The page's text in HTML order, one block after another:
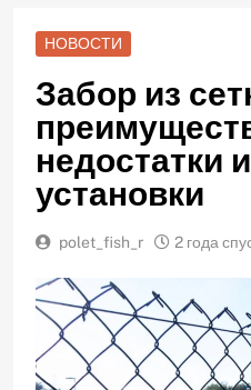
НОВОСТИ
Забор из
недостатки
установки
polet_fish_r 2 года